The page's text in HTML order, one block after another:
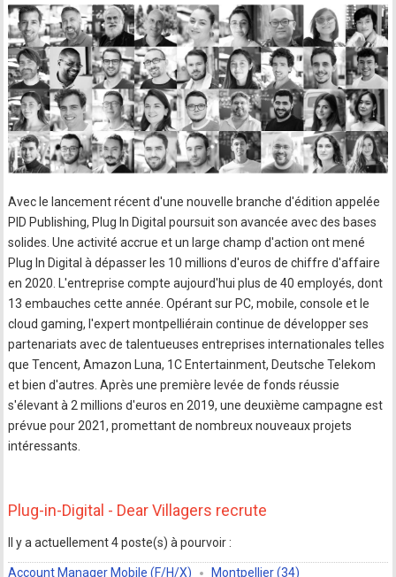
Avec le lancement récent d'une nouvelle branche d'édition appelée
PID Publishing, Plug In Digital poursuit son avancée avec des bases
solides. Une activité accrue et un large champ d'action ont mené
Plug In Digital à dépasser les 10 millions d'euros de chiffre d'affaire
en 2020. L'entreprise compte aujourd'hui plus de 40 employés, dont
13 embauches cette année. Opérant sur PC, mobile, console et le
cloud gaming, l'expert montpelliérain continue de développer ses
partenariats avec de talentueuses entreprises internationales telles
que Tencent, Amazon Luna, 1C Entertainment, Deutsche Telekom
et bien d'autres. Après une première levée de fonds réussie
s'élevant à 2 millions d'euros en 2019, une deuxième campagne est
prévue pour 2021, promettant de nombreux nouveaux projets
intéressants.
Plug-in-Digital - Dear Villagers recrute
Il y a actuellement 4 poste(s) à pourvoir :
Account Manager Mobile (F/H/X)
Montpellier (34)